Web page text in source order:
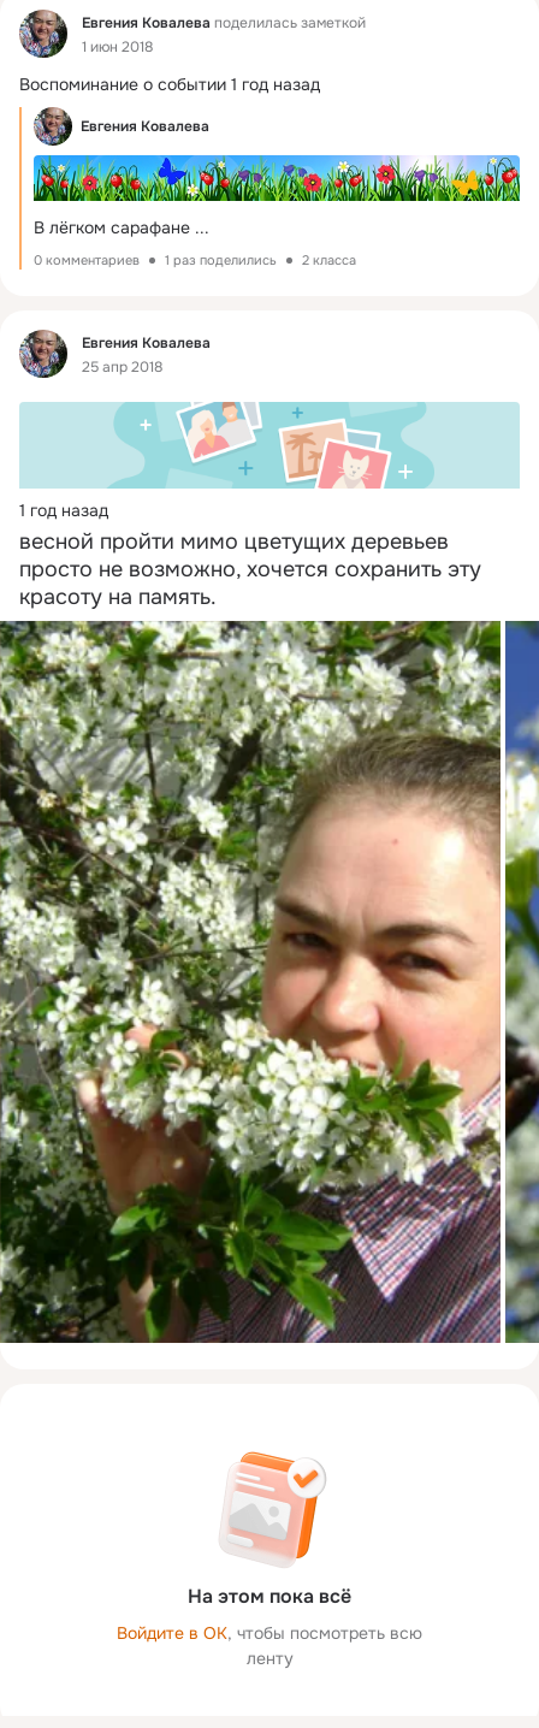
Фид Евгения Ковалева поделилась заметкой
1 июн 2018
Воспоминание о событии 1 год назад
Евгения Ковалева
В лёгком сарафане ...
0 комментариев 1 раз поделились 2 класса
Фид
Евгения Ковалева
25 апр 2018
1 год назад
весной пройти мимо цветущих деревьев
просто не возможно, хочется сохранить эту
красоту на память.
На этом пока всё
Войдите в ОК, чтобы посмотреть всю
ленту